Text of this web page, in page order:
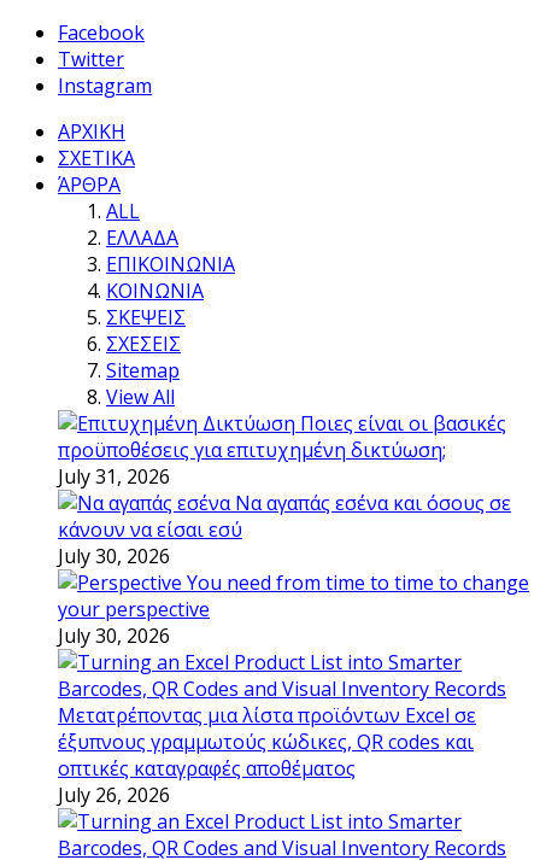
Facebook
Twitter
Instagram
ΑΡΧΙΚΗ
ΣΧΕΤΙΚΑ
ΆΡΘΡΑ
ALL
ΕΛΛΑΔΑ
ΕΠΙΚΟΙΝΩΝΙΑ
ΚΟΙΝΩΝΙΑ
ΣΚΕΨΕΙΣ
ΣΧΕΣΕΙΣ
Sitemap
View All
Ποιες είναι οι βασικές
προϋποθέσεις για επιτυχημένη δικτύωση;
July 31, 2026
Να αγαπάς εσένα και όσους σε
κάνουν να είσαι εσύ
July 30, 2026
You need from time to time to change
your perspective
July 30, 2026
Μετατρέποντας μια λίστα προϊόντων Excel σε
έξυπνους γραμμωτούς κώδικες, QR codes και
οπτικές καταγραφές αποθέματος
July 26, 2026